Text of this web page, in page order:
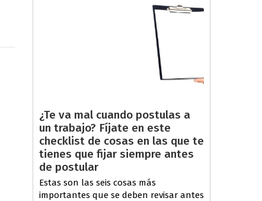
¿Te va mal cuando postulas a
un trabajo? Fíjate en este
checklist de cosas en las que te
tienes que fijar siempre antes
de postular
Estas son las seis cosas más
importantes que se deben revisar antes